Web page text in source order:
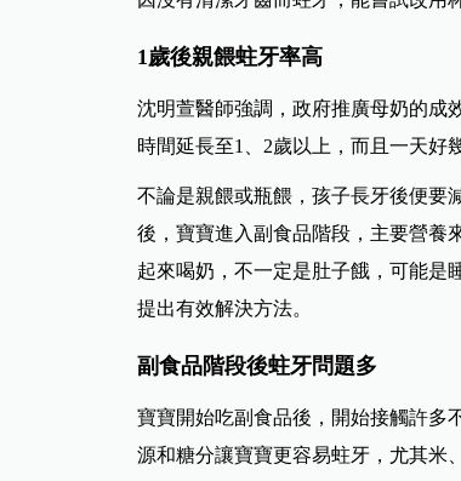
1歲後親餵蛀牙率高
沈明萱醫師強調，政府推廣母奶的成
時間延長至1、2歲以上，而且一天好
不論是親餵或瓶餵，孩子長牙後便要
後，寶寶進入副食品階段，主要營養
起來喝奶，不一定是肚子餓，可能是
提出有效解決方法。
副食品階段後蛀牙問題多
寶寶開始吃副食品後，開始接觸許多
源和糖分讓寶寶更容易蛀牙，尤其米